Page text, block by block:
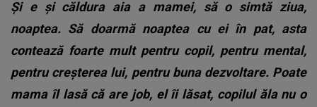
Și e și căldura aia a mamei, să o simtă ziua,
noaptea. Să doarmă noaptea cu ei în pat, asta
contează foarte mult pentru copil, pentru mental,
pentru creșterea lui, pentru buna dezvoltare. Poate
mama îl lasă că are job, el îi lăsat, copilul ăla nu o